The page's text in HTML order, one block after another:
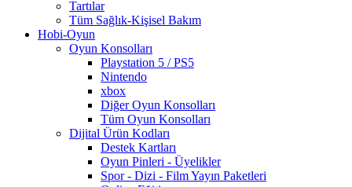
Tartılar
Tüm Sağlık-Kişisel Bakım
Hobi-Oyun
Oyun Konsolları
Playstation 5 / PS5
Nintendo
xbox
Diğer Oyun Konsolları
Tüm Oyun Konsolları
Dijital Ürün Kodları
Destek Kartları
Oyun Pinleri - Üyelikler
Spor - Dizi - Film Yayın Paketleri